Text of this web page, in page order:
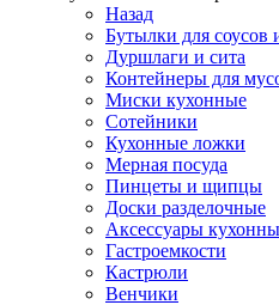
Назад
Бутылки для соусов
Дуршлаги и сита
Контейнеры для
Миски кухонные
Сотейники
Кухонные ложки
Мерная посуда
Пинцеты и щипцы
Доски разделочные
Аксессуары
Гастроемкости
Кастрюли
Венчики